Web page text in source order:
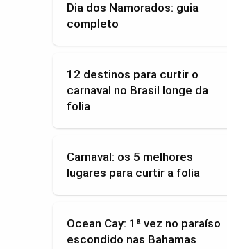
Dia dos Namorados: guia
completo
12 destinos para curtir o
carnaval no Brasil longe da
folia
Carnaval: os 5 melhores
lugares para curtir a folia
Ocean Cay: 1ª vez no paraíso
escondido nas Bahamas